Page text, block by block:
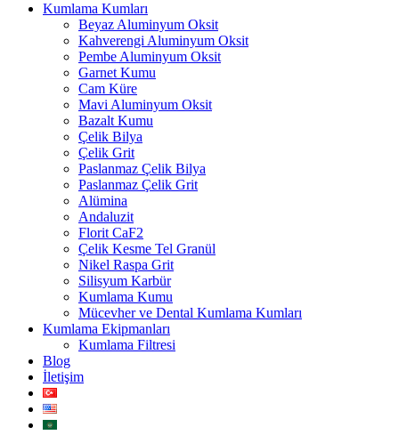
Kumlama Kumları
Beyaz Aluminyum Oksit
Kahverengi Aluminyum Oksit
Pembe Aluminyum Oksit
Garnet Kumu
Cam Küre
Mavi Aluminyum Oksit
Bazalt Kumu
Çelik Bilya
Çelik Grit
Paslanmaz Çelik Bilya
Paslanmaz Çelik Grit
Alümina
Andaluzit
Florit CaF2
Çelik Kesme Tel Granül
Nikel Raspa Grit
Silisyum Karbür
Kumlama Kumu
Mücevher ve Dental Kumlama Kumları
Kumlama Ekipmanları
Kumlama Filtresi
Blog
İletişim